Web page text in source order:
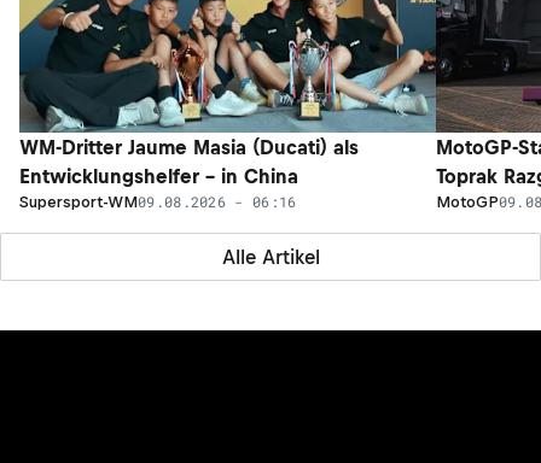
Alle Artikel
WM-Dritter Jaume Masia (Ducati) als
Entwicklungshelfer – in China
Supersport-WM09.08.2026 - 06:16
MotoGP-
Toprak
MotoGP